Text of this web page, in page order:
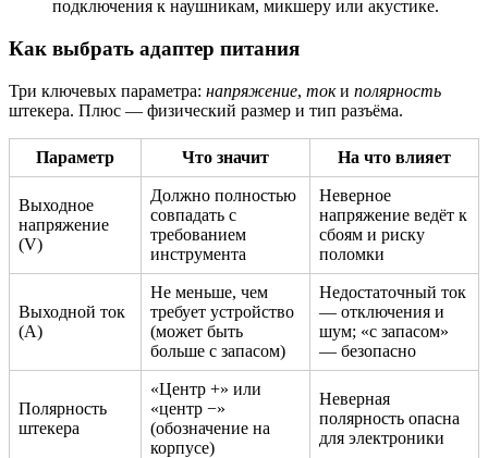
подключения к наушникам, микшеру или акустике.
Как выбрать адаптер питания
Три ключевых параметра: напряжение, токи полярность
штекера. Плюс — физический размер и тип разъёма.
Параметр Что значит На что влияет
Выходное
напряжение
(V)
Должно полностью
совпадать с
требованием
инструмента
Неверное
напряжение ведёт к
сбоям и риску
поломки
Выходной ток
(A)
Не меньше, чем
требует устройство
(может быть
больше с запасом)
Недостаточный ток
— отключения и
шум; «с запасом»
— безопасно
Полярность
штекера
«Центр +» или
«центр −»
(обозначение на
корпусе)
Неверная
полярность опасна
для электроники